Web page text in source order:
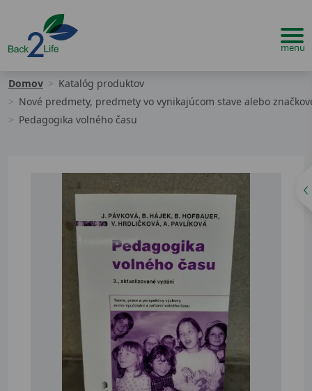
Domov
Katalóg produktov
Nové predmety, predmety vo vynikajúcom stave alebo
Pedagogika volného času